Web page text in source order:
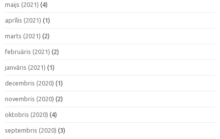
maijs (2021) (4)
aprīlis (2021) (1)
marts (2021) (2)
februāris (2021) (2)
janvāris (2021) (1)
decembris (2020) (1)
novembris (2020) (2)
oktobris (2020) (4)
septembris (2020) (3)